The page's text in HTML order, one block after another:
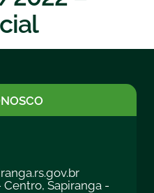
Centro, Sapiranga -